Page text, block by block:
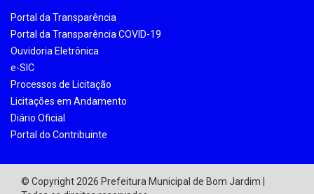
Portal da Transparência
Portal da Transparência COVID-19
Ouvidoria Eletrônica
e-SIC
Processos de Licitação
Licitações em Andamento
Diário Oficial
Portal do Contribuinte
© Copyright 2026 Prefeitura Municipal de Bom Jardim |